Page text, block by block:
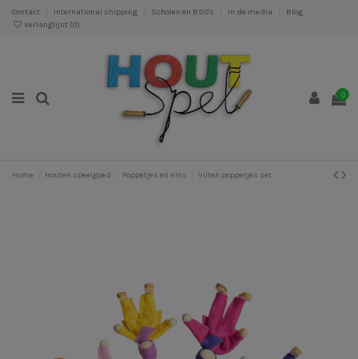
Contact International shipping Scholen en BSO's In de media
Blog
Verlanglijst (0)
0
Home Houten speelgoed Poppetjes en nins Vilten poppetjes set